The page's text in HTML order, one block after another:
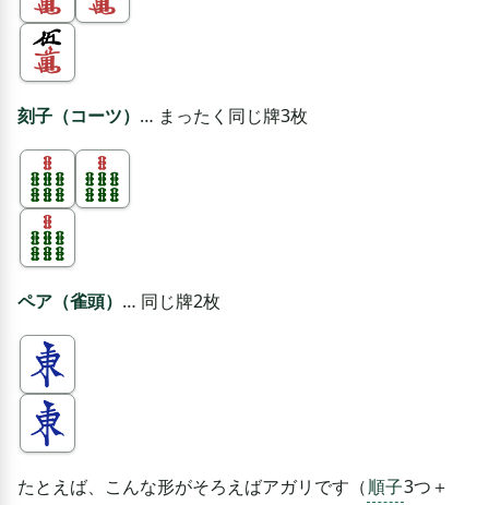
刻子（コーツ） … まったく同じ牌3枚
ペア（雀頭） … 同じ牌2枚
たとえば、こんな形がそろえばアガリです（順子3つ＋